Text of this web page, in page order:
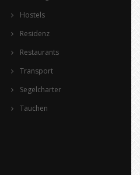
Hostels
Residenz
Restaurants
Transport
Segelcharter
Tauchen